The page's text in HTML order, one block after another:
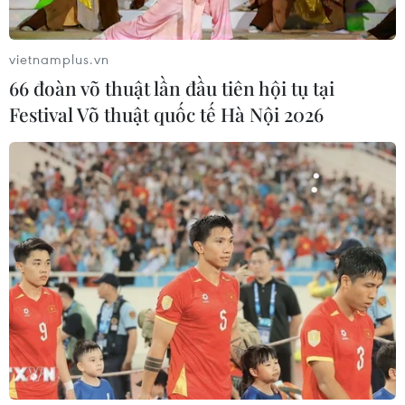
06/08/2026 14:19
Chó "không gây dị ứng" - bước tiến
mới của công nghệ chỉnh sửa gene
06/08/2026 13:42
Thái Lan-Myanmar thúc đẩy hợp tác
kinh tế và công nghệ vũ trụ
06/08/2026 13:35
Đến năm 2030, Việt Nam làm chủ ít
nhất 4 công nghệ chiến lược
06/08/2026 12:58
vietnamplus.vn
66 đoàn võ thuật lần đầu tiên hội tụ tại
Festival Võ thuật quốc tế Hà Nội 2026